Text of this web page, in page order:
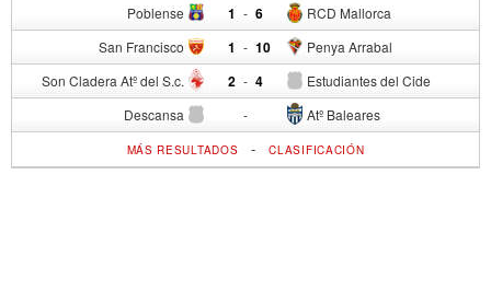
Poblense 1 - RCD Mallorca
6
San Francisco 1 - Penya Arrabal
10
Son Cladera Atº del S.c. 2 - Estudiantes del Cide
4
Descansa - Atº Baleares
MÁS RESULTADOS -CLASIFICACIÓN